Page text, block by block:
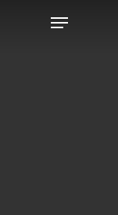
Menu